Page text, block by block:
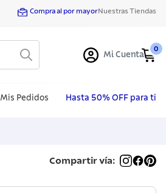
Compra al por mayorNuestras Tiendas
Mi Cuenta
0
Mis Pedidos Hasta 50% OFF para ti
Compartir vía: